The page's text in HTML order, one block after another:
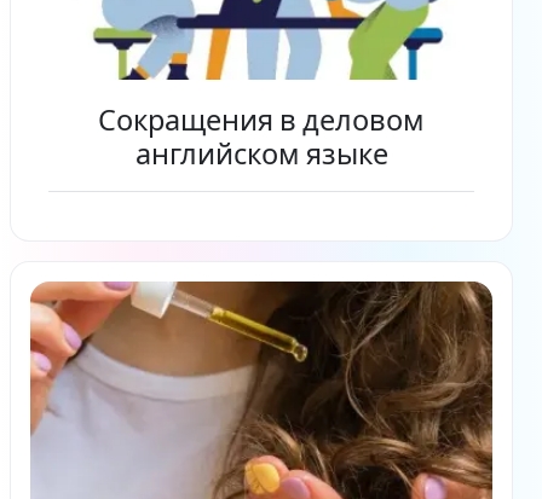
Сокращения в деловом
английском языке
Читать дальше